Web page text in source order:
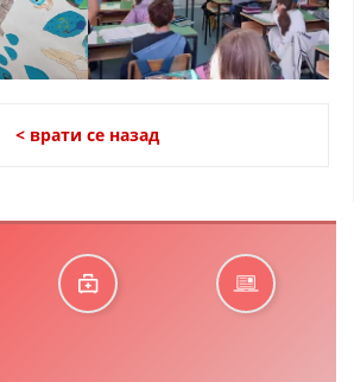
< врати се назад